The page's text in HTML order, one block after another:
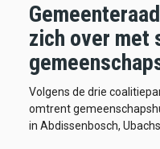
zich over met
Volgens de drie
omtrent
in Abdissenbosch,